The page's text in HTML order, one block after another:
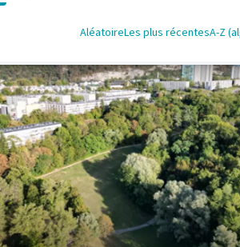
AléatoireLes plus récentesA-Z